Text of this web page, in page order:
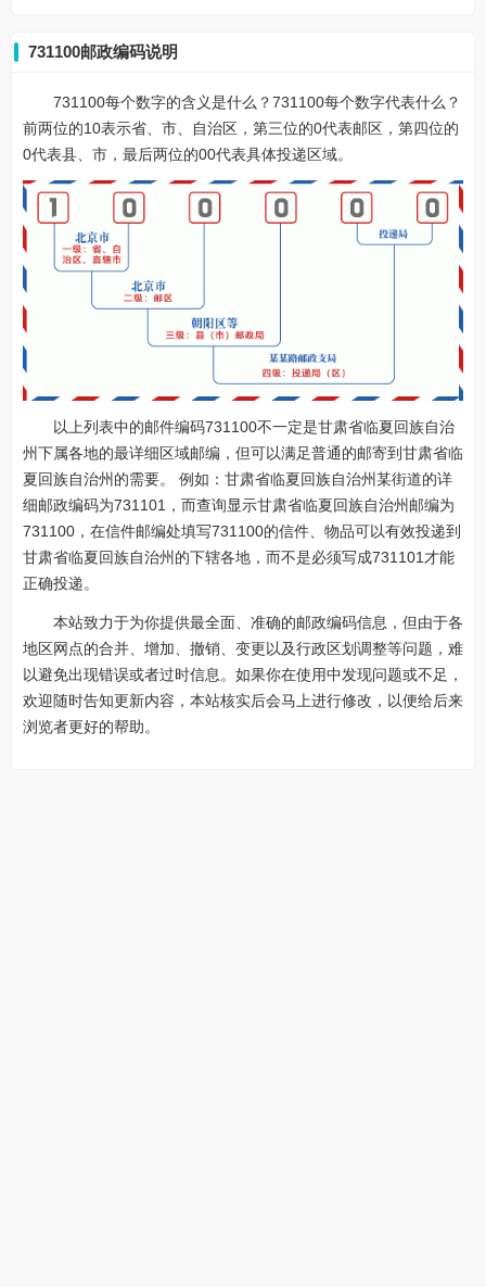
731100邮政编码说明
731100每个数字的含义是什么？731100每个数字代表什么？
前两位的10表示省、市、自治区，第三位的0代表邮区，第四位的
0代表县、市，最后两位的00代表具体投递区域。
以上列表中的邮件编码731100不一定是甘肃省临夏回族自治
州下属各地的最详细区域邮编，但可以满足普通的邮寄到甘肃省临
夏回族自治州的需要。 例如：甘肃省临夏回族自治州某街道的详
细邮政编码为731101，而查询显示甘肃省临夏回族自治州邮编为
731100，在信件邮编处填写731100的信件、物品可以有效投递到
甘肃省临夏回族自治州的下辖各地，而不是必须写成731101才能
正确投递。
本站致力于为你提供最全面、准确的邮政编码信息，但由于各
地区网点的合并、增加、撤销、变更以及行政区划调整等问题，难
以避免出现错误或者过时信息。如果你在使用中发现问题或不足，
欢迎随时告知更新内容，本站核实后会马上进行修改，以便给后来
浏览者更好的帮助。